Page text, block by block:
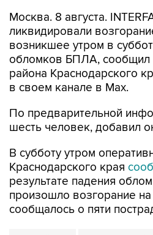
Москва. 8 августа.
ликвидировали
возникшее утром в
обломков БПЛА, сообщил
района Краснодарского
в своем канале в Max.
По предварительной
шесть человек, добавил
В субботу утром
Краснодарского края
результате падения
произошло возгорание
сообщалось о пяти